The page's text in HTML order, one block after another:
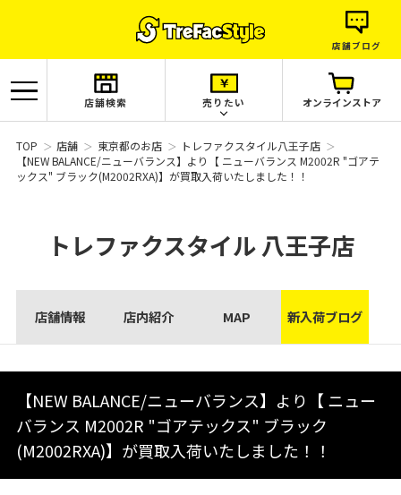
店舗ブログ
店舗検索 売りたい オンラインストア
TOP 店舗 東京都のお店
トレファクスタイル八王子店
【NEW BALANCE/ニューバランス】より【 ニューバランス M2002R "ゴアテ
ックス" ブラック(M2002RXA)】が買取入荷いたしました！！
トレファクスタイル八王子店
店舗情報 店内紹介 MAP 新入荷ブログ
【NEW BALANCE/ニューバランス】より【 ニュー
バランス M2002R "ゴアテックス" ブラック
(M2002RXA)】が買取入荷いたしました！！